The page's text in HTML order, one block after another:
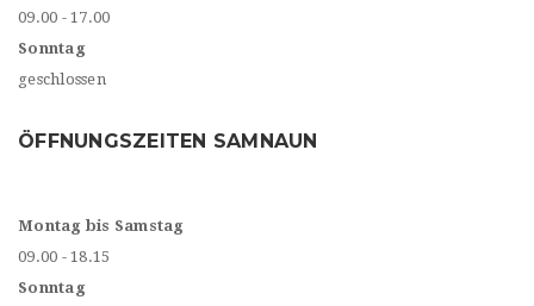
09.00 - 17.00
Sonntag
geschlossen
ÖFFNUNGSZEITEN SAMNAUN
Montag bis Samstag
09.00 - 18.15
Sonntag